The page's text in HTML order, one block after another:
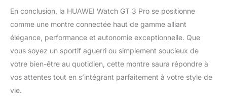
En conclusion, la HUAWEI Watch GT 3 Pro se positionne
comme une montre connectée haut de gamme alliant
élégance, performance et autonomie exceptionnelle. Que
vous soyez un sportif aguerri ou simplement soucieux de
votre bien-être au quotidien, cette montre saura répondre à
vos attentes tout en s’intégrant parfaitement à votre style de
vie.